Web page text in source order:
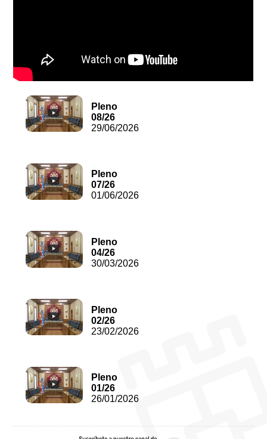
Pleno
08/26
29/06/2026
Pleno
07/26
01/06/2026
Pleno
04/26
30/03/2026
Pleno
02/26
23/02/2026
Pleno
01/26
26/01/2026